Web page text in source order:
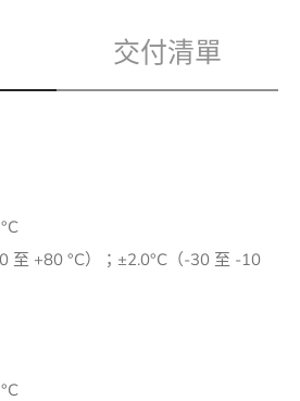
交付清單
至 +80 °C）；±2.0°C（-30 至 -10